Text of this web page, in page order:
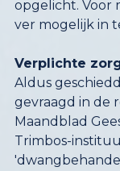
ver mogelijk in
Verplichte
Aldus
gevraagd in de
Maandblad
Trimbos-instituut.
vakbladen over
toenmalige
mee om te gaan,